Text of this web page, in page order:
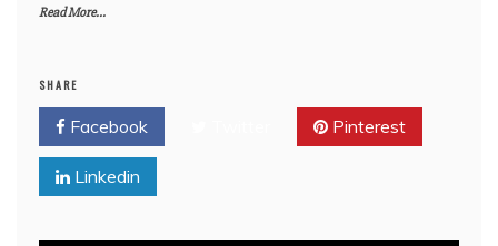
Read More...
SHARE
Facebook Pinterest
Linkedin